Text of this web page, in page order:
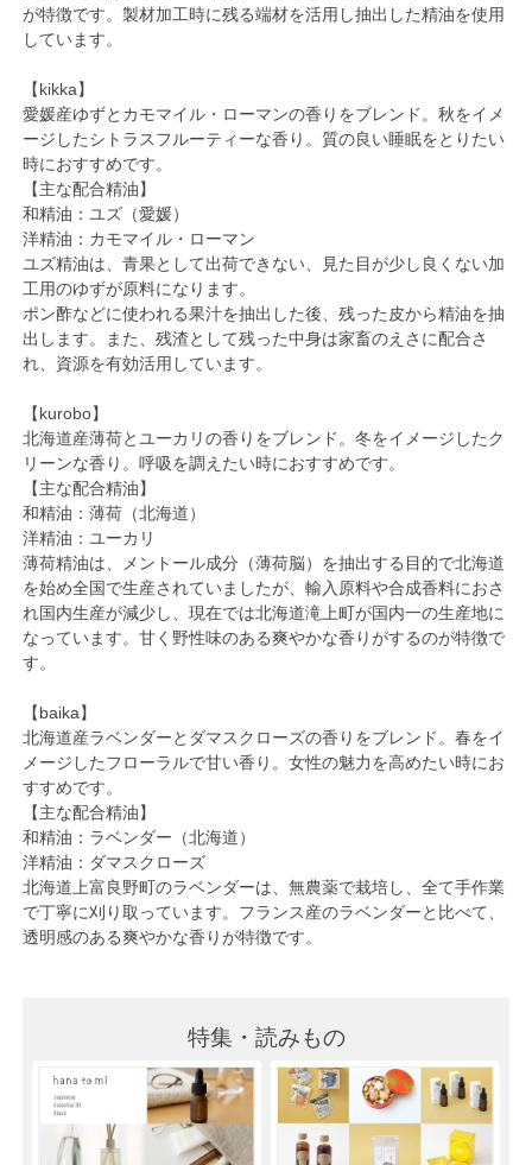
が特徴です。製材加工時に残る端材を活用し抽出した精油を使用
しています。
【kikka】
愛媛産ゆずとカモマイル・ローマンの香りをブレンド。秋をイメ
ージしたシトラスフルーティーな香り。質の良い睡眠をとりたい
時におすすめです。
【主な配合精油】
和精油：ユズ（愛媛）
洋精油：カモマイル・ローマン
ユズ精油は、青果として出荷できない、見た目が少し良くない加
工用のゆずが原料になります。
ポン酢などに使われる果汁を抽出した後、残った皮から精油を抽
出します。また、残渣として残った中身は家畜のえさに配合さ
れ、資源を有効活用しています。
【kurobo】
北海道産薄荷とユーカリの香りをブレンド。冬をイメージしたク
リーンな香り。呼吸を調えたい時におすすめです。
【主な配合精油】
和精油：薄荷（北海道）
洋精油：ユーカリ
薄荷精油は、メントール成分（薄荷脳）を抽出する目的で北海道
を始め全国で生産されていましたが、輸入原料や合成香料におさ
れ国内生産が減少し、現在では北海道滝上町が国内一の生産地に
なっています。甘く野性味のある爽やかな香りがするのが特徴で
す。
【baika】
北海道産ラベンダーとダマスクローズの香りをブレンド。春をイ
メージしたフローラルで甘い香り。女性の魅力を高めたい時にお
すすめです。
【主な配合精油】
和精油：ラベンダー（北海道）
洋精油：ダマスクローズ
北海道上富良野町のラベンダーは、無農薬で栽培し、全て手作業
で丁寧に刈り取っています。フランス産のラベンダーと比べて、
透明感のある爽やかな香りが特徴です。
特集・読みもの